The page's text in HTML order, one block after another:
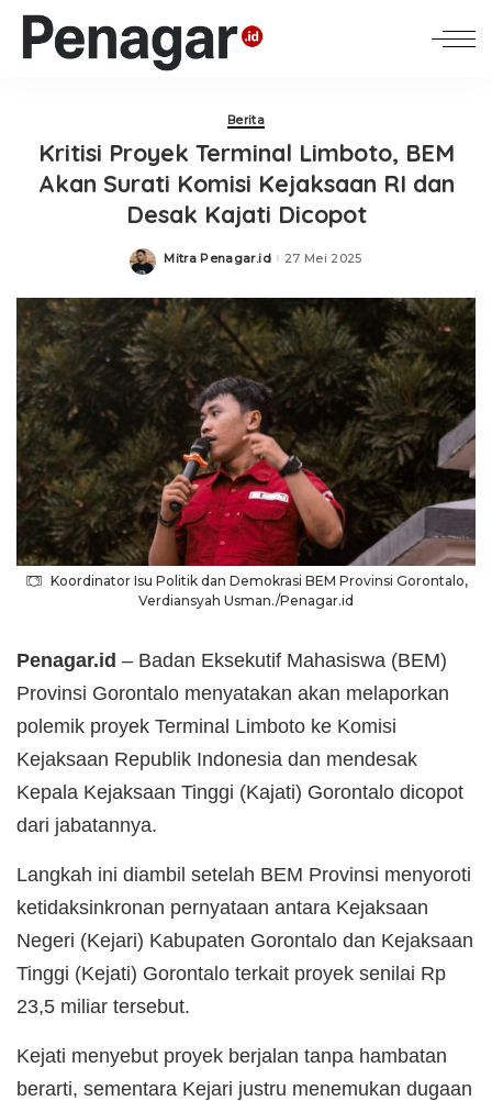
Berita
Kritisi Proyek Terminal Limboto, BEM
Akan Surati Komisi Kejaksaan RI dan
Desak Kajati Dicopot
Posted
Mitra Penagar.id 27 Mei 2025
Koordinator Isu Politik dan Demokrasi BEM Provinsi Gorontalo,
Verdiansyah Usman./Penagar.id
Penagar.id – Badan Eksekutif Mahasiswa (BEM)
Provinsi Gorontalo menyatakan akan melaporkan
polemik proyek Terminal Limboto ke Komisi
Kejaksaan Republik Indonesia dan mendesak
Kepala Kejaksaan Tinggi (Kajati) Gorontalo dicopot
dari jabatannya.
Langkah ini diambil setelah BEM Provinsi menyoroti
ketidaksinkronan pernyataan antara Kejaksaan
Negeri (Kejari) Kabupaten Gorontalo dan Kejaksaan
Tinggi (Kejati) Gorontalo terkait proyek senilai Rp
23,5 miliar tersebut.
Kejati menyebut proyek berjalan tanpa hambatan
berarti, sementara Kejari justru menemukan dugaan